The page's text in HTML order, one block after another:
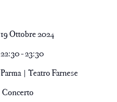
19 Ottobre 2024
22:30 - 23:30
Parma | Teatro Farnese
Concerto